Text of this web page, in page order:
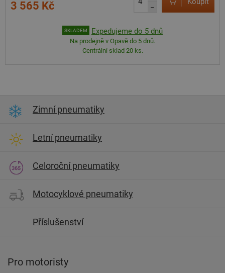
3 565 Kč
–
SKLADEM Expedujeme do 5 dnů
Na prodejně v Opavě do 5 dnů.
Centrální sklad 20 ks.
Zimní pneumatiky
Letní pneumatiky
Celoroční pneumatiky
Motocyklové pneumatiky
Příslušenství
Pro motoristy